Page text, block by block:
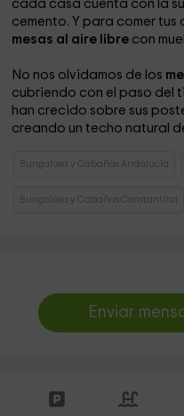
cada casa cuenta con la
cemento. Y para comer
mesas al aire libre con
No nos olvidamos de los
cubriendo con el paso del
han crecido sobre sus
creando un techo natural
Bungalows y Cabañas Andalucía
Bungalows y Cabañas Constantina
Enviar